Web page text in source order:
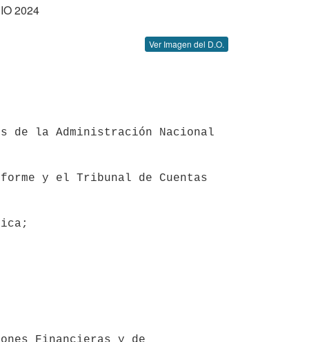
2024
Ver Imagen del D.O.